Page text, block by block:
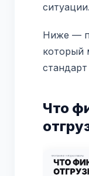
ситуации.
Ниже —
который
Что